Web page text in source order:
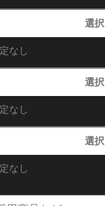
選択
なし
選択
なし
選択
なし